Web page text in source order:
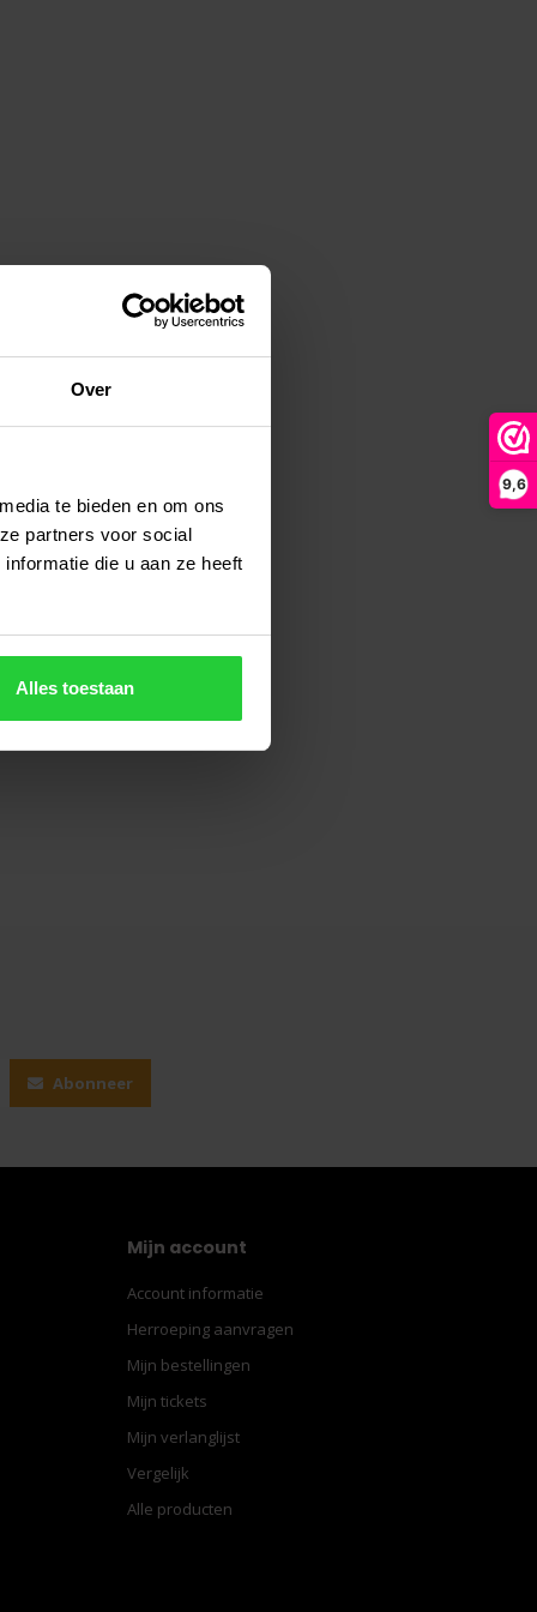
Over
te bieden en om ons
partners voor social
die u aan ze heeft
Alles toestaan
9,6
Abonneer
Mijn account
Account informatie
Herroeping aanvragen
Mijn bestellingen
Mijn tickets
Mijn verlanglijst
Vergelijk
Alle producten